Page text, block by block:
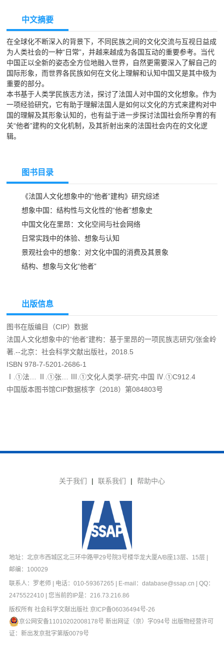
中文摘要
在全球化不断深入的背景下，不同民族之间的文化交流与互视日益成
为人类社会的一种“日常”，并越来越成为各国互动的重要参考。当代
中国正以全新的姿态全方位地融入世界，自然更需要深入了解自己的
国际形象，而世界各民族如何在文化上理解和认知中国又是其中极为
重要的部分。
本书基于人类学民族志方法，探讨了法国人对中国的文化想象。作为
一项经验研究，它有助于理解法国人是如何以文化的方式来建构对中
国的理解及其形象认知的，也有益于进一步探讨法国社会所孕育的有
关“他者”建构的文化机制，及其折射出来的法国社会内在的文化逻
辑。
图书目录
《法国人文化想象中的“他者”建构》研究综述
想象中国：结构性与文化性的“他者”想象史
中国文化在里昂：文化空间与社会网络
日常实践中的体验、想象与认知
景观社会中的想象：对文化中国的消费及其景象
结构、想象与文化“他者”
出版信息
图书在版编目（CIP）数据
法国人文化想象中的“他者”建构：基于里昂的一项民族志研究/张金岭
著.--北京：社会科学文献出版社，2018.5
ISBN 978-7-5201-2686-1
Ⅰ.①法… Ⅱ.①张… Ⅲ.①文化人类学-研究-中国 Ⅳ.①C912.4
中国版本图书馆CIP数据核字（2018）第084803号
关于我们 | 联系我们 | 帮助中心
地址：北京市西城区北三环中路甲29号院3号楼华龙大厦A/B座13层、15层 |
邮编：100029
联系人：罗老师 | 电话：010-59367265 | E-mail：database@ssap.cn | QQ：
2475522410 | 您当前的IP是： 216.73.216.86
版权所有 社会科学文献出版社 京ICP备06036494号-26
京公网安备11010202008178号 新出网证（京）字094号 出版物经营许可
证：新出发京批字第版0079号